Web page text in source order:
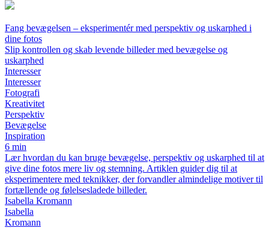
Fang bevægelsen – eksperimentér med perspektiv og uskarphed i
dine fotos
Slip kontrollen og skab levende billeder med bevægelse og
uskarphed
Interesser
Interesser
Fotografi
Kreativitet
Perspektiv
Bevægelse
Inspiration
6 min
Lær hvordan du kan bruge bevægelse, perspektiv og uskarphed til at
give dine fotos mere liv og stemning. Artiklen guider dig til at
eksperimentere med teknikker, der forvandler almindelige motiver til
fortællende og følelsesladede billeder.
Isabella Kromann
Isabella
Kromann